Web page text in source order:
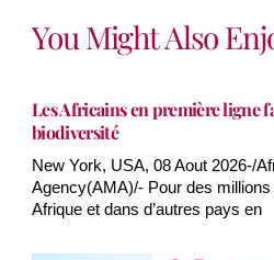
You Might Also
Les Africains en première ligne
biodiversité
New York, USA, 08 Aout 2026-/
Agency(AMA)/- Pour des
Afrique et dans d’autres pays en